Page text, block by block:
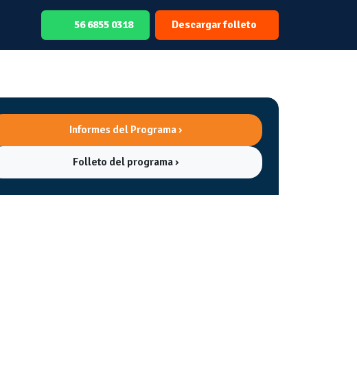
56 6855 0318 Descargar folleto
Informes del Programa ›
Folleto del programa ›